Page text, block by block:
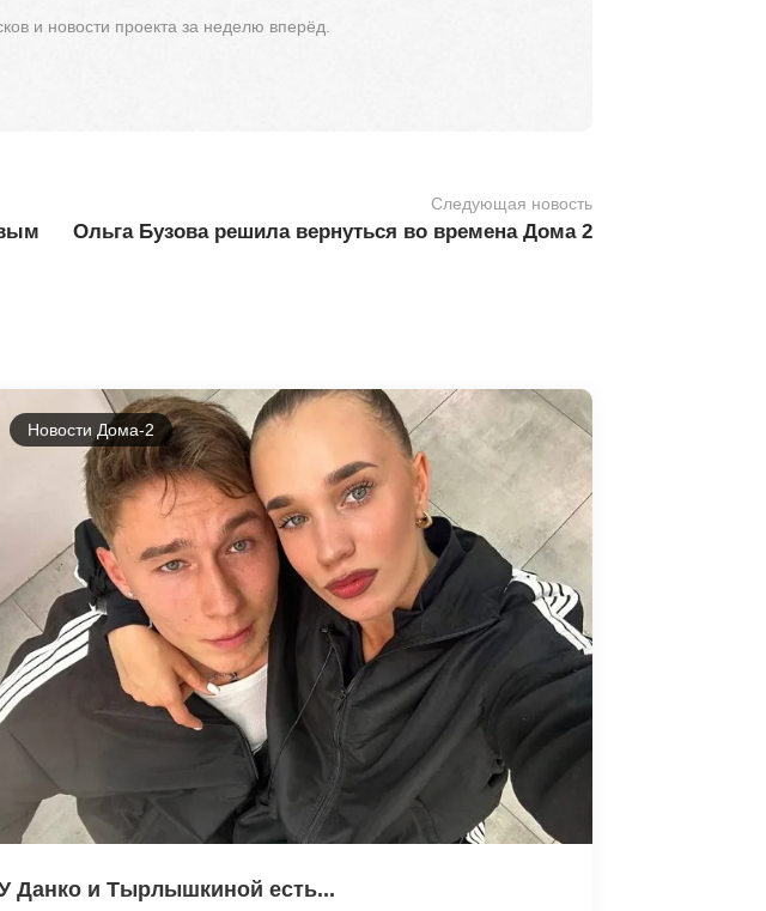
и новости проекта за неделю вперёд.
Следующая новость
Ольга Бузова решила вернуться во времена Дома 2
Новости Дома-2
Данко и Тырлышкиной есть...